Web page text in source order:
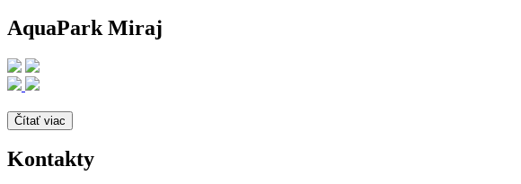
AquaPark Miraj
Čítať viac
Kontakty